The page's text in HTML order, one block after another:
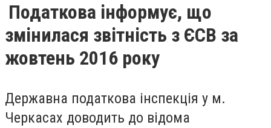
Податкова інформує, що
змінилася звітність з ЄСВ за
жовтень 2016 року
Державна податкова інспекція у м.
Черкасах доводить до відома